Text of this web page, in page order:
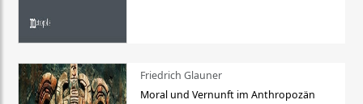
Friedrich Glauner
Moral und Vernunft im Anthropozän